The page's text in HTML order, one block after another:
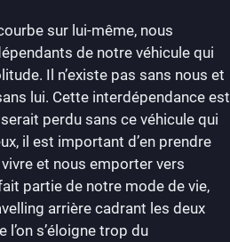
sur lui-même, nous
de notre véhicule qui
Il n’existe pas sans nous et
lui. Cette interdépendance est
perdu sans ce véhicule qui
il est important d’en prendre
et nous emporter vers
partie de notre mode de vie,
arrière cadrant les deux
l’on s’éloigne trop du